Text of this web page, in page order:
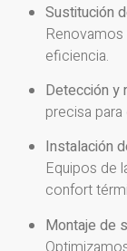
Sustitución
eficiencia.
Detección y
precisa
Instalación
Equipos de
confort
Montaje de